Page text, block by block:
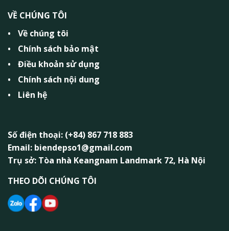
VỀ CHÚNG TÔI
Về chúng tôi
Chính sách bảo mật
Điều khoản sử dụng
Chính sách nội dung
Liên hệ
Số điện thoại: (+84) 867 718 883
Email: biendepso1@gmail.com
Trụ sở: Tòa nhà Keangnam Landmark 72, Hà Nội
THEO DÕI CHÚNG TÔI